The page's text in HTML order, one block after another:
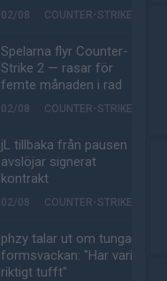
02/08 COUNTER-STRIKE
Spelarna flyr Counter-
Strike 2 — rasar för
femte månaden i rad
02/08 COUNTER-STRIKE
jL tillbaka från pausen –
avslöjar signerat
kontrakt
02/08 COUNTER-STRIKE
phzy talar ut om tunga
formsvackan: "Har varit
riktigt tufft"